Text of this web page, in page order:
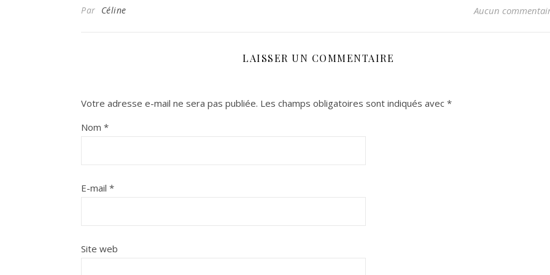
Par Céline Aucun
LAISSER UN COMMENTAIRE
Votre adresse e-mail ne sera pas publiée. Les champs obligatoires sont indiqués avec *
Nom *
E-mail *
Site web